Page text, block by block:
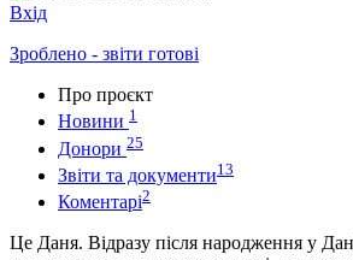
Вхід
Зроблено - звіти готові
Про проєкт
Новини 1
Донори 25
Звіти та документи13
Коментарі2
Це Даня. Відразу після народження у